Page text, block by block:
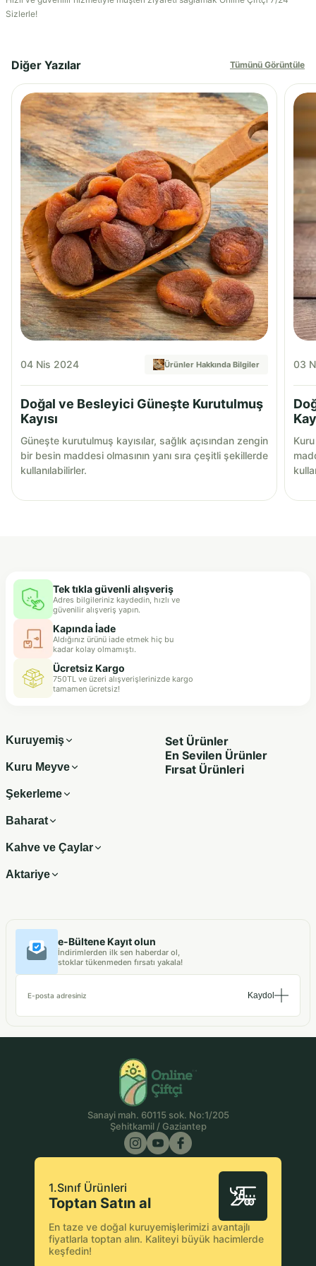
Sizlerle!
Diğer Yazılar Tümünü Görüntüle
04 Nis 2024 Ürünler Hakkında Bilgiler
Doğal ve Besleyici Güneşte Kurutulmuş
Kayısı
Güneşte kurutulmuş kayısılar, sağlık açısından zengin
bir besin maddesi olmasının yanı sıra çeşitli şekillerde
kullanılabilirler.
03
Tek tıkla güvenli alışveriş
Adres bilgileriniz kaydedin, hızlı ve
güvenilir alışveriş yapın.
Kapında İade
Aldığınız ürünü iade etmek hiç bu
kadar kolay olmamıştı.
Ücretsiz Kargo
750TL ve üzeri alışverişlerinizde kargo
tamamen ücretsiz!
Kuruyemiş
Kuru Meyve
Şekerleme
Baharat
Kahve ve Çaylar
Aktariye
Set Ürünler
En Sevilen Ürünler
Fırsat Ürünleri
e-Bültene Kayıt olun
İndirimlerden ilk sen haberdar ol,
stoklar tükenmeden fırsatı yakala!
E-posta adresiniz Kaydol
1.Sınıf Ürünleri
Toptan Satın al
En taze ve doğal kuruyemişlerimizi avantajlı
fiyatlarla toptan alın. Kaliteyi büyük hacimlerde
keşfedin!
Sanayi mah. 60115 sok. No:1/205
Şehitkamil / Gaziantep